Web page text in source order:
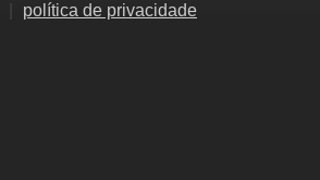
política de privacidade